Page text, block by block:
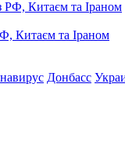
Китаєм та Іраном
Донбасс